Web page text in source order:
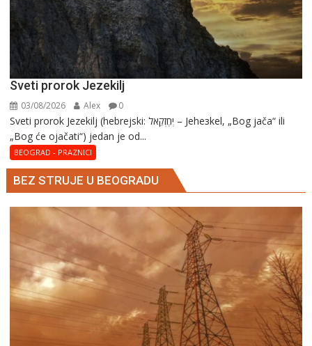
Sveti prorok Jezekilj
03/08/2026 Alex 0
Sveti prorok Jezekilj (hebrejski: יְחֶזְקֵאל – Jehезkel, „Bog jača“ ili
„Bog će ojačati“) jedan je od...
BEOGRAD - PRAZNICI
BEZ STRUJE U BEOGRADU